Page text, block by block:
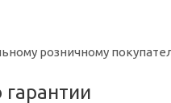
розничному